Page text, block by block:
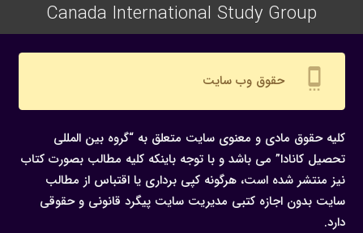
Canada International Study Group
settings_cell حقوق وب سایت
کلیه حقوق مادی و معنوی سایت متعلق به “گروه بین المللی
تحصیل کانادا” می باشد و با توجه باینکه کلیه مطالب بصورت کتاب
نیز منتشر شده است، هرگونه كپی برداری یا اقتباس از مطالب
سایت بدون اجازه كتبی مدیریت سایت پیگرد قانونی و حقوقی
دارد.